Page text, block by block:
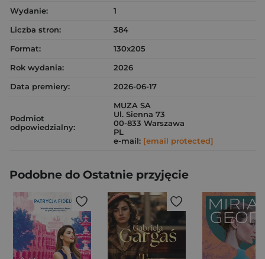
Wydanie:
1
Liczba stron:
384
Format:
130x205
Rok wydania:
2026
Data premiery:
2026-06-17
Podmiot
odpowiedzialny:
MUZA SA
Ul. Sienna 73
00-833 Warszawa
PL
e-mail: [email protected]
Podobne do Ostatnie przyjęcie